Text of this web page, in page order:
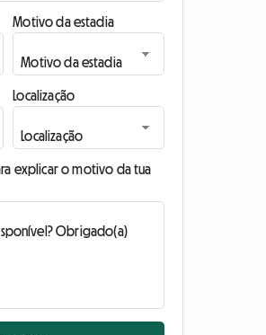
Motivo da estadia
Localização
explicar o motivo da tua